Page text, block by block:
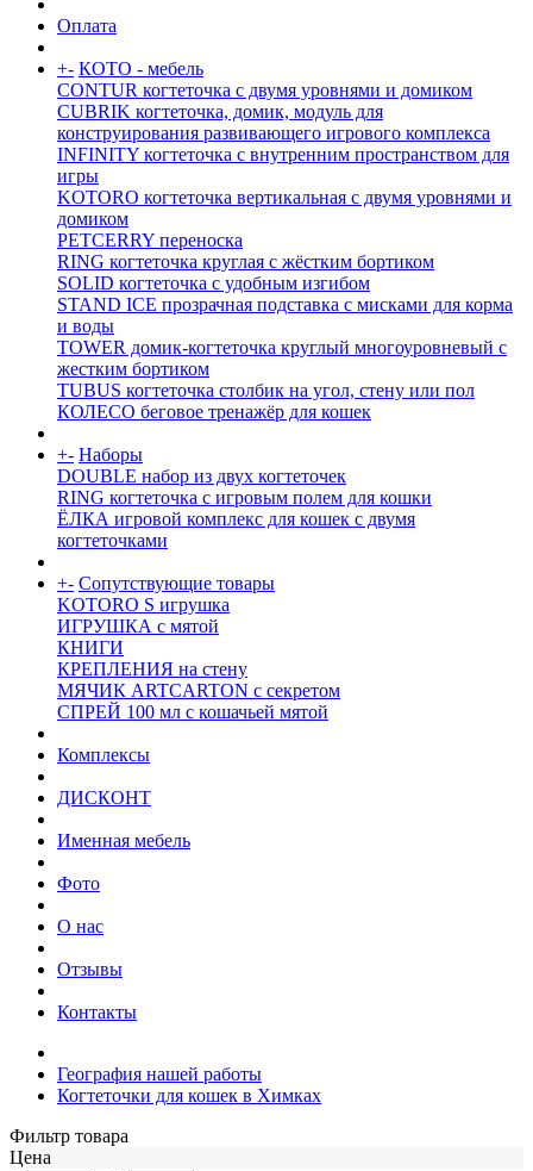
Оплата
+- КОТО - мебель
CONTUR когтеточка с двумя уровнями и домиком
CUBRIK когтеточка, домик, модуль для
конструирования развивающего игрового комплекса
INFINITY когтеточка с внутренним пространством для
игры
KOTORO когтеточка вертикальная с двумя уровнями и
домиком
PETCERRY переноска
RING когтеточка круглая с жёстким бортиком
SOLID когтеточка с удобным изгибом
STAND ICE прозрачная подставка с мисками для корма
и воды
TOWER домик-когтеточка круглый многоуровневый с
жестким бортиком
TUBUS когтеточка столбик на угол, стену или пол
КОЛЕСО беговое тренажёр для кошек
+- Наборы
DOUBLE набор из двух когтеточек
RING когтеточка c игровым полем для кошки
ЁЛКА игровой комплекс для кошек с двумя
когтеточками
+- Сопутствующие товары
KOTORO S игрушка
ИГРУШКА с мятой
КНИГИ
КРЕПЛЕНИЯ на стену
МЯЧИК ARTCARTON с секретом
СПРЕЙ 100 мл с кошачьей мятой
Комплексы
ДИСКОНТ
Именная мебель
Фото
О нас
Отзывы
Контакты
География нашей работы
Когтеточки для кошек в Химках
Фильтр товара
Цена